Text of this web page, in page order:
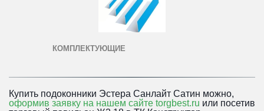
КОМПЛЕКТУЮЩИЕ
оформив заявку на нашем сайте torgbest.ru или посетив